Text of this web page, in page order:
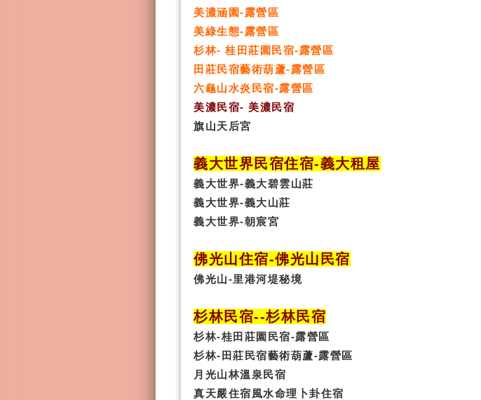
美濃涵園-露營區
美綠生態-露營區
杉林- 桂田莊園民宿-露營區
田莊民宿藝術葫蘆-露營區
六龜山水炎民宿-露營區
美濃民宿- 美濃民宿
旗山天后宮
義大世界民宿住宿-義大租屋
義大世界-義大碧雲山莊
義大世界-義大山莊
義大世界-朝宸宮
佛光山住宿-佛光山民宿
佛光山-里港河堤秘境
杉林民宿--杉林民宿
杉林-桂田莊園民宿-露營區
杉林-田莊民宿藝術葫蘆-露營區
月光山林溫泉民宿
真天嚴住宿風水命理卜卦住宿